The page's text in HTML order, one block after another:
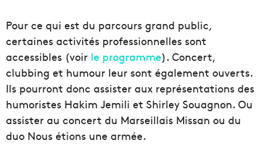
Pour ce qui est du parcours grand public,
certaines activités professionnelles sont
accessibles (voir le programme). Concert,
clubbing et humour leur sont également ouverts.
Ils pourront donc assister aux représentations des
humoristes Hakim Jemili et Shirley Souagnon. Ou
assister au concert du Marseillais Missan ou du
duo Nous étions une armée.